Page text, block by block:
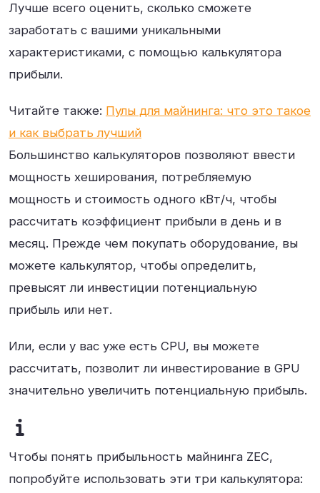
Лучше всего оценить, сколько сможете
заработать с вашими уникальными
характеристиками, с помощью калькулятора
прибыли.
Читайте также: Пулы для майнинга: что это такое
и как выбрать лучший
Большинство калькуляторов позволяют ввести
мощность хеширования, потребляемую
мощность и стоимость одного кВт/ч, чтобы
рассчитать коэффициент прибыли в день и в
месяц. Прежде чем покупать оборудование, вы
можете калькулятор, чтобы определить,
превысят ли инвестиции потенциальную
прибыль или нет.
Или, если у вас уже есть CPU, вы можете
рассчитать, позволит ли инвестирование в GPU
значительно увеличить потенциальную прибыль.
Чтобы понять прибыльность майнинга ZEC,
попробуйте использовать эти три калькулятора: